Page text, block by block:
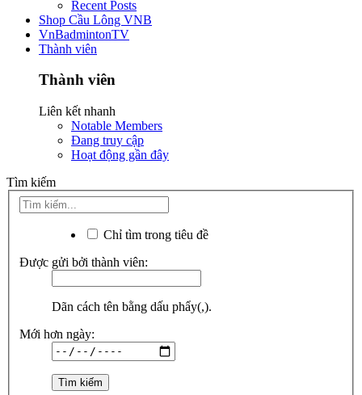
Recent Posts
Shop Cầu Lông VNB
VnBadmintonTV
Thành viên
Thành viên
Liên kết nhanh
Notable Members
Đang truy cập
Hoạt động gần đây
Tìm kiếm
Chỉ tìm trong tiêu đề
Được gửi bởi thành viên:
Dãn cách tên bằng dấu phẩy(,).
Mới hơn ngày: